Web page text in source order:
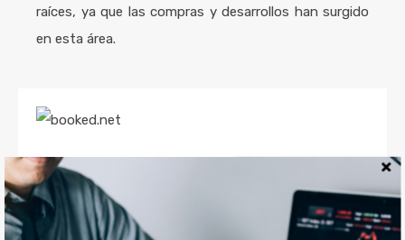
raíces, ya que las compras y desarrollos han surgido
en esta área.
¿POR QUÉ Y CÓMO INVERTIR?
Explicación en video a continuación